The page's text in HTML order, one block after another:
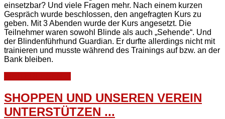
einsetzbar? Und viele Fragen mehr. Nach einem kurzen
Gespräch wurde beschlossen, den angefragten Kurs zu
geben. Mit 3 Abenden wurde der Kurs angesetzt. Die
Teilnehmer waren sowohl Blinde als auch „Sehende“. Und
der Blindenführhund Guardian. Er durfte allerdings nicht mit
trainieren und musste während des Trainings auf bzw. an der
Bank bleiben.
SHOPPEN UND UNSEREN VEREIN
UNTERSTÜTZEN ...